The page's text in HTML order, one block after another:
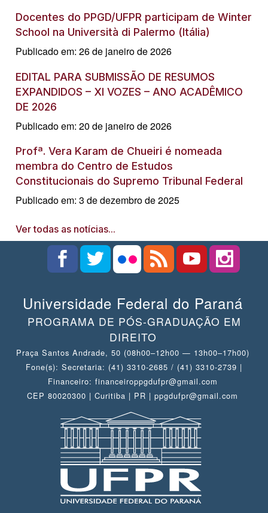
Docentes do PPGD/UFPR participam de Winter
School na Università di Palermo (Itália)
Publicado em: 26 de janeiro de 2026
EDITAL PARA SUBMISSÃO DE RESUMOS
EXPANDIDOS – XI VOZES – ANO ACADÊMICO
DE 2026
Publicado em: 20 de janeiro de 2026
Profª. Vera Karam de Chueiri é nomeada
membra do Centro de Estudos
Constitucionais do Supremo Tribunal Federal
Publicado em: 3 de dezembro de 2025
Ver todas as notícias...
Universidade Federal do Paraná
PROGRAMA DE PÓS-GRADUAÇÃO EM
DIREITO
Praça Santos Andrade, 50 (08h00–12h00 — 13h00–17h00)
Fone(s): Secretaria: (41) 3310-2685 / (41) 3310-2739 |
Financeiro: financeiroppgdufpr@gmail.com
CEP 80020300 | Curitiba | PR | ppgdufpr@gmail.com